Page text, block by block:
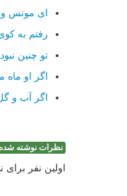
ای مونس
رفتم به
تو چنین
اگر او
اگر آب و
نظرات نوشته
اولین نفر